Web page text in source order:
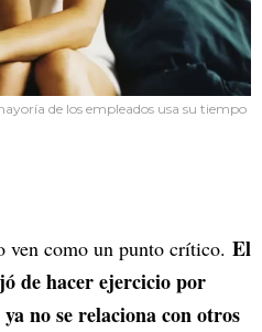
de los empleados usa su tiempo
ven como un punto crítico. El
de hacer ejercicio por
no se relaciona con otros